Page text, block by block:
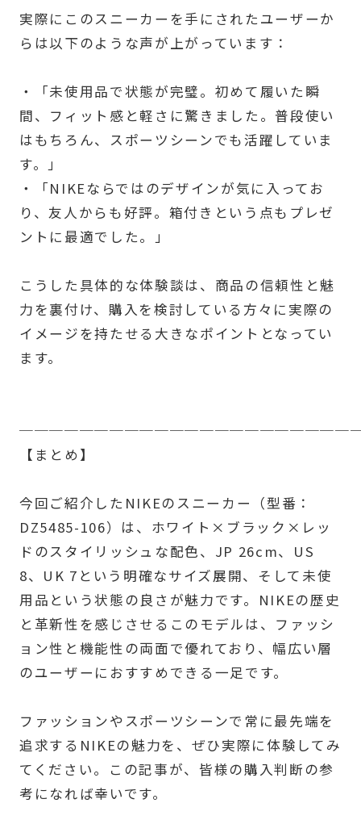
実際にこのスニーカーを手にされたユーザーか
らは以下のような声が上がっています：
・「未使用品で状態が完璧。初めて履いた瞬
間、フィット感と軽さに驚きました。普段使い
はもちろん、スポーツシーンでも活躍していま
す。」
・「NIKEならではのデザインが気に入ってお
り、友人からも好評。箱付きという点もプレゼ
ントに最適でした。」
こうした具体的な体験談は、商品の信頼性と魅
力を裏付け、購入を検討している方々に実際の
イメージを持たせる大きなポイントとなってい
ます。
【まとめ】
今回ご紹介したNIKEのスニーカー（型番：
DZ5485-106）は、ホワイト×ブラック×レッ
ドのスタイリッシュな配色、JP 26cm、US
8、UK 7という明確なサイズ展開、そして未使
用品という状態の良さが魅力です。NIKEの歴史
と革新性を感じさせるこのモデルは、ファッシ
ョン性と機能性の両面で優れており、幅広い層
のユーザーにおすすめできる一足です。
ファッションやスポーツシーンで常に最先端を
追求するNIKEの魅力を、ぜひ実際に体験してみ
てください。この記事が、皆様の購入判断の参
考になれば幸いです。